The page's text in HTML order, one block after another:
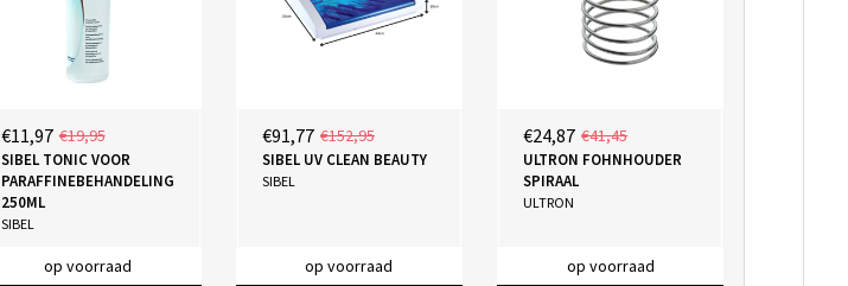
€11,97 €19,95
SIBEL TONIC VOOR
PARAFFINEBEHANDELING
250ML
SIBEL
op voorraad
€91,77 €152,95
SIBEL UV CLEAN BEAUTY
SIBEL
op voorraad
€24,87 €41,45
ULTRON FOHNHOUDER
SPIRAAL
ULTRON
op voorraad